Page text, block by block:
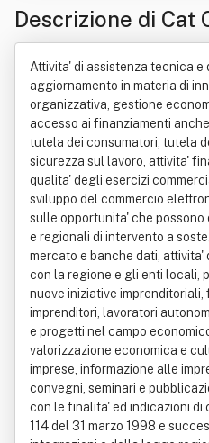
Descrizione di Cat
monte Srl - Centro
nica Alle Imprese
Attivita' di assistenza tecnica e
aggiornamento in materia di
organizzativa, gestione
accesso ai finanziamenti
tutela dei consumatori, tutela
sicurezza sul lavoro, attivita'
qualita' degli esercizi
sviluppo del commercio
sulle opportunita' che
e regionali di intervento a
mercato e banche dati,
con la regione e gli enti locali,
nuove iniziative
imprenditori, lavoratori
e progetti nel campo
valorizzazione economica e
imprese, informazione alle
convegni, seminari e
con le finalita' ed indicazioni di
114 del 31 marzo 1998 e